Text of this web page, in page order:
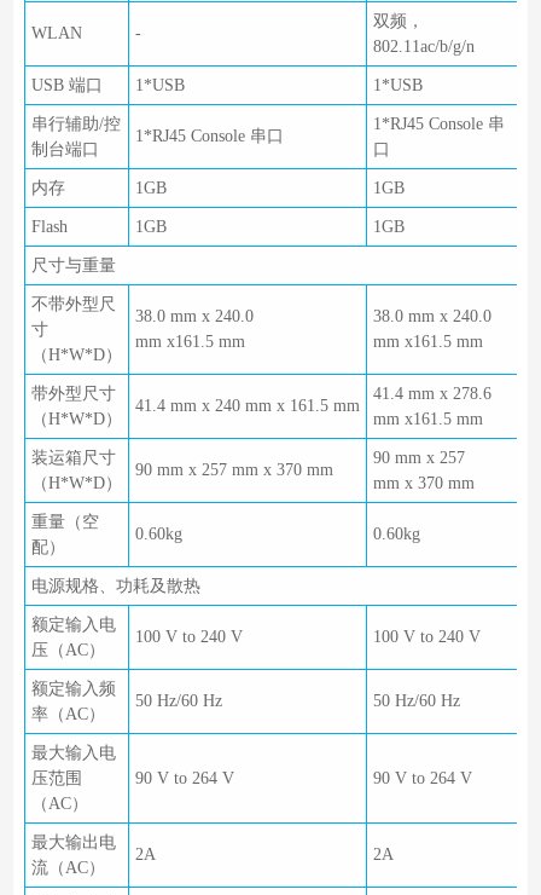
WLAN -
双频，
802.11ac/b/g/n
USB 端口 1*USB 1*USB
串行辅助/控
制台端口
1*RJ45 Console 串口
1*RJ45 Console 串
口
内存 1GB 1GB
Flash 1GB 1GB
尺寸与重量
不带外型尺
寸
（H*W*D）
38.0 mm x 240.0
mm x161.5 mm
38.0 mm x 240.0
mm x161.5 mm
带外型尺寸
（H*W*D）
41.4 mm x 240 mm x 161.5 mm
41.4 mm x 278.6
mm x161.5 mm
装运箱尺寸
（H*W*D）
90 mm x 257 mm x 370 mm
90 mm x 257
mm x 370 mm
重量（空
配）
0.60kg 0.60kg
电源规格、功耗及散热
额定输入电
压（AC）
100 V to 240 V 100 V to 240 V
额定输入频
率（AC）
50 Hz/60 Hz 50 Hz/60 Hz
最大输入电
压范围
（AC）
90 V to 264 V 90 V to 264 V
最大输出电
流（AC）
2A 2A